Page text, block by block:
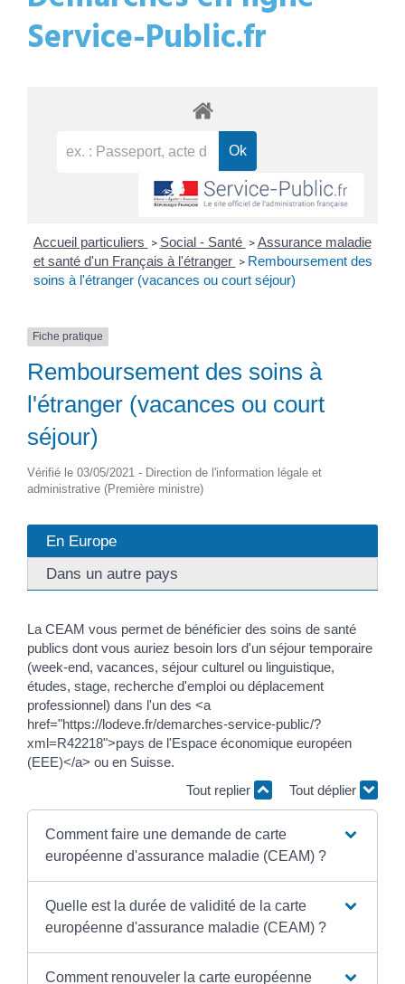
Service-Public.fr
Accueil particuliers > Social - Santé > Assurance maladie
et santé d'un Français à l'étranger > Remboursement des
soins à l'étranger (vacances ou court séjour)
Fiche pratique
Remboursement des soins à
l'étranger (vacances ou court
séjour)
Vérifié le 03/05/2021 - Direction de l'information légale et
administrative (Première ministre)
En Europe
Dans un autre pays
La CEAM vous permet de bénéficier des soins de santé
publics dont vous auriez besoin lors d'un séjour temporaire
(week-end, vacances, séjour culturel ou linguistique,
études, stage, recherche d'emploi ou déplacement
professionnel) dans l'un des <a
href="https://lodeve.fr/demarches-service-public/?
xml=R42218">pays de l'Espace économique européen
(EEE)</a> ou en Suisse.
Tout replier
Tout déplier
Comment faire une demande de carte
européenne d'assurance maladie (CEAM) ?
Quelle est la durée de validité de la carte
européenne d'assurance maladie (CEAM) ?
Comment renouveler la carte européenne